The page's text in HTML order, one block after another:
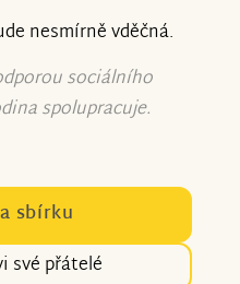
nesmírně vděčná.
sociálního
spolupracuje.
sbírku
své přátelé